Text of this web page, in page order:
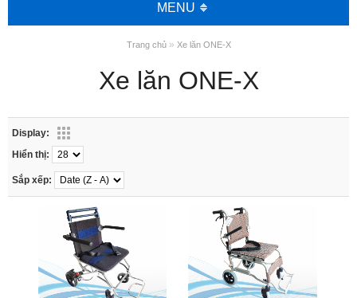
MENU
Trang chủ» Xe lăn ONE-X
Xe lăn ONE-X
Display:
Hiển thị:
Sắp xếp: